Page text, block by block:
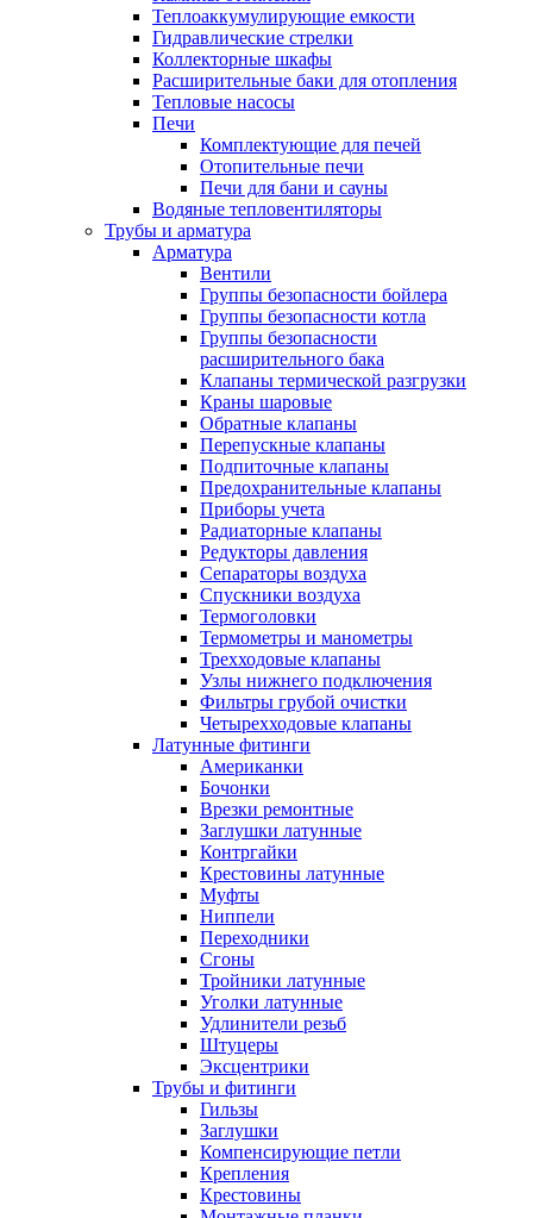
Теплоаккумулирующие емкости
Гидравлические стрелки
Коллекторные шкафы
Расширительные баки для отопления
Тепловые насосы
Печи
Комплектующие для печей
Отопительные печи
Печи для бани и сауны
Водяные тепловентиляторы
Трубы и арматура
Арматура
Вентили
Группы безопасности бойлера
Группы безопасности котла
Группы безопасности
расширительного бака
Клапаны термической разгрузки
Краны шаровые
Обратные клапаны
Перепускные клапаны
Подпиточные клапаны
Предохранительные клапаны
Приборы учета
Радиаторные клапаны
Редукторы давления
Сепараторы воздуха
Спускники воздуха
Термоголовки
Термометры и манометры
Трехходовые клапаны
Узлы нижнего подключения
Фильтры грубой очистки
Четырехходовые клапаны
Латунные фитинги
Американки
Бочонки
Врезки ремонтные
Заглушки латунные
Контргайки
Крестовины латунные
Муфты
Ниппели
Переходники
Сгоны
Тройники латунные
Уголки латунные
Удлинители резьб
Штуцеры
Эксцентрики
Трубы и фитинги
Гильзы
Заглушки
Компенсирующие петли
Крепления
Крестовины